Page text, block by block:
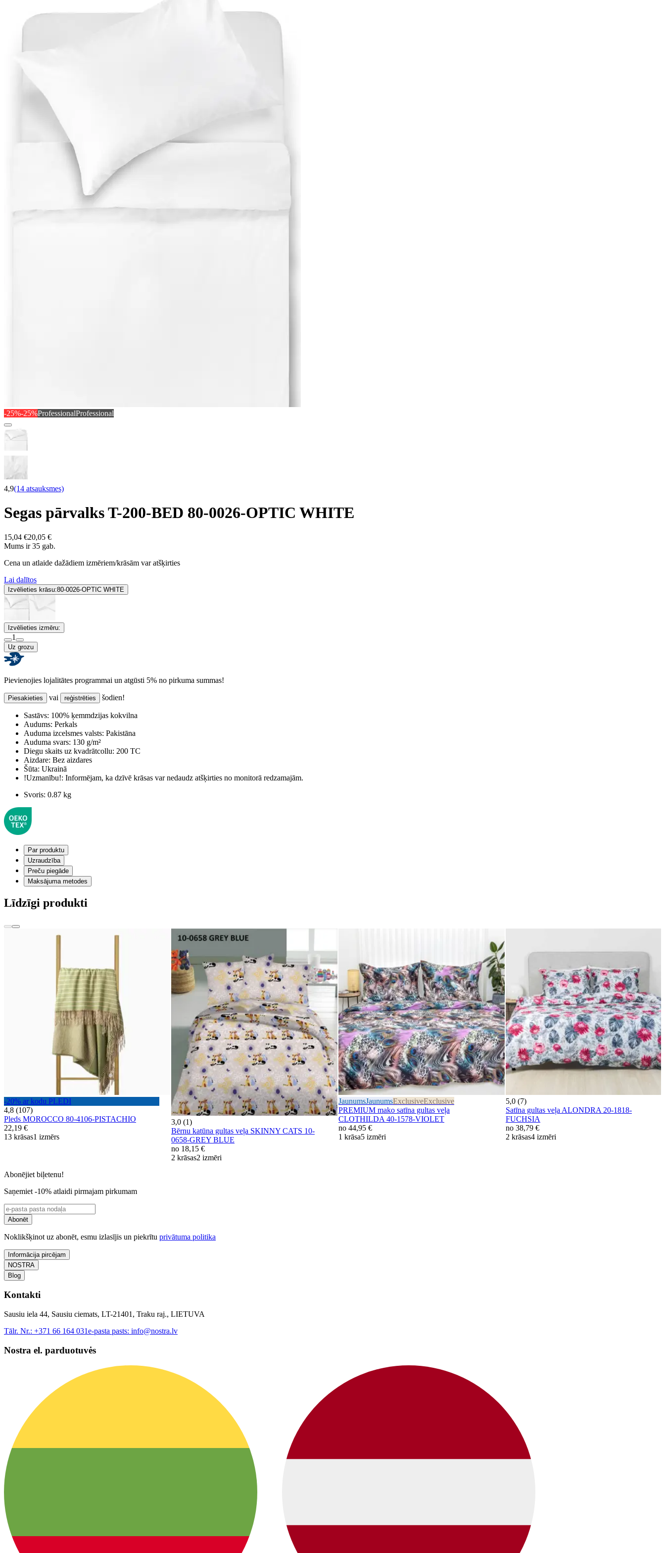
-25%-25%ProfessionalProfessional
4,9(14 atsauksmes)
Segas pārvalks T-200-BED 80-0026-OPTIC WHITE
15,04 €20,05 €
Mums ir 35 gab.
Cena un atlaide dažādiem izmēriem/krāsām var atšķirties
Lai dalītos
Izvēlieties krāsu:80-0026-OPTIC WHITE
Izvēlieties izmēru:
1
Uz grozu
Pievienojies lojalitātes programmai un atgūsti 5% no pirkuma summas!
Piesakieties vai reģistrēties šodien!
Sastāvs: 100% ķemmdzijas kokvilna
Audums: Perkals
Auduma izcelsmes valsts: Pakistāna
Auduma svars: 130 g/m²
Diegu skaits uz kvadrātcollu: 200 TC
Aizdare: Bez aizdares
Šūta: Ukrainā
!Uzmanību!: Informējam, ka dzīvē krāsas var nedaudz atšķirties no monitorā redzamajām.
Svoris: 0.87 kg
Par produktu
Uzraudzība
Preču piegāde
Maksājuma metodes
Līdzīgi produkti
-20% ar kodu PLEDI
4,8 (107)
Pleds MOROCCO 80-4106-PISTACHIO
22,19 €
13 krāsas1 izmērs
3,0 (1)
Bērnu katūna gultas veļa SKINNY CATS 10-
0658-GREY BLUE
no 18,15 €
2 krāsas2 izmēri
JaunumsJaunumsExclusiveExclusive
PREMIUM mako satīna gultas veļa
CLOTHILDA 40-1578-VIOLET
no 44,95 €
1 krāsa5 izmēri
5,0 (7)
Satīna gultas veļa ALONDRA 20-1818-
FUCHSIA
no 38,79 €
2 krāsas4 izmēri
Abonējiet biļetenu!
Saņemiet -10% atlaidi pirmajam pirkumam
Abonēt
Noklikšķinot uz abonēt, esmu izlasījis un piekrītu privātuma politika
Informācija pircējam
NOSTRA
Blog
Kontakti
Sausiu iela 44, Sausiu ciemats, LT-21401, Traku raj., LIETUVA
Tālr. Nr.: +371 66 164 031e-pasta pasts: info@nostra.lv
Nostra el. parduotuvės